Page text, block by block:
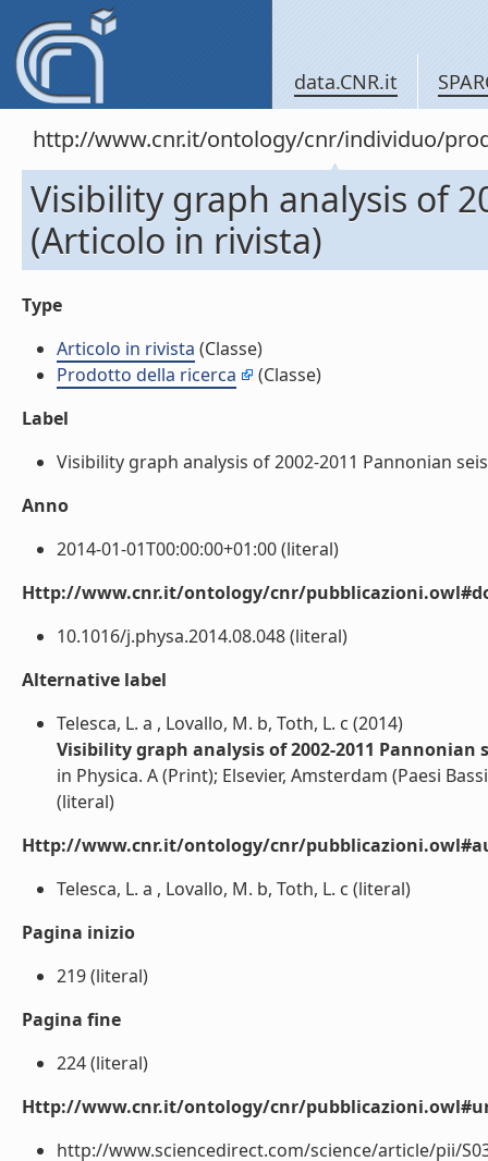
data.CNR.it
http://www.cnr.it/ontology/cnr/individuo/
Visibility graph analysis of
(Articolo in rivista)
Type
Articolo in rivista (Classe)
Prodotto della ricerca
(Classe)
Label
Visibility graph analysis of 2002-2011 Pannonian
Anno
2014-01-01T00:00:00+01:00 (literal)
Http://www.cnr.it/ontology/cnr/
10.1016/j.physa.2014.08.048 (literal)
Alternative label
Telesca, L. a , Lovallo, M. b, Toth, L. c (2014)
Visibility graph analysis of 2002-2011 Pannonian
in Physica. A (Print); Elsevier, Amsterdam (Paesi
(literal)
Http://www.cnr.it/ontology/cnr/
Telesca, L. a , Lovallo, M. b, Toth, L. c (literal)
Pagina inizio
219 (literal)
Pagina fine
224 (literal)
Http://www.cnr.it/ontology/cnr/
http://www.sciencedirect.com/science/article/pii/